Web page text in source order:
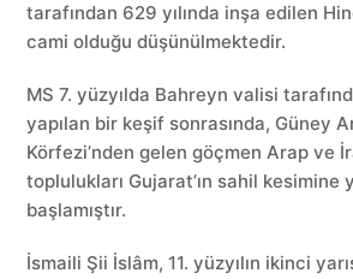
tarafından 629 yılında inşa edilen
cami olduğu düşünülmektedir.
MS 7. yüzyılda Bahreyn valisi
yapılan bir keşif sonrasında, Güney
Körfezi’nden gelen göçmen Arap ve
toplulukları Gujarat’ın sahil kesimine
başlamıştır.
İsmaili Şii İslâm, 11. yüzyılın ikinci